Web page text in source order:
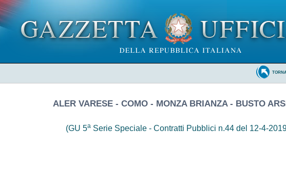
ALER VARESE - COMO - MONZA BRIANZA - BUSTO
(GU 5a Serie Speciale - Contratti Pubblici n.44 del 12-4-